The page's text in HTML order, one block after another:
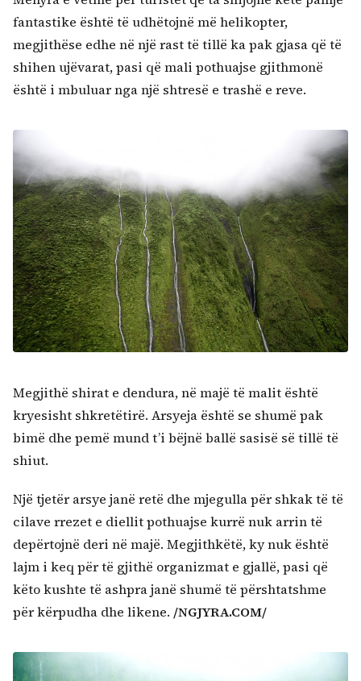
fantastike është të udhëtojnë më helikopter,
megjithëse edhe në një rast të tillë ka pak gjasa që të
shihen ujëvarat, pasi që mali pothuajse gjithmonë
është i mbuluar nga një shtresë e trashë e reve.
Megjithë shirat e dendura, në majë të malit është
kryesisht shkretëtirë. Arsyeja është se shumë pak
bimë dhe pemë mund t’i bëjnë ballë sasisë së tillë të
shiut.
Një tjetër arsye janë retë dhe mjegulla për shkak të të
cilave rrezet e diellit pothuajse kurrë nuk arrin të
depërtojnë deri në majë. Megjithkëtë, ky nuk është
lajm i keq për të gjithë organizmat e gjallë, pasi që
këto kushte të ashpra janë shumë të përshtatshme
për kërpudha dhe likene. /NGJYRA.COM/